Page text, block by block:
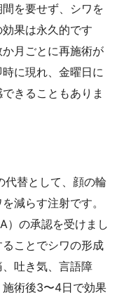
を要せず、シワを
果は永久的です
月ごとに再施術が
に現れ、金曜日に
きることもありま
代替として、顔の輪
減らす注射です。
）の承認を受けまし
ことでシワの形成
吐き気、言語障
術後3〜4日で効果